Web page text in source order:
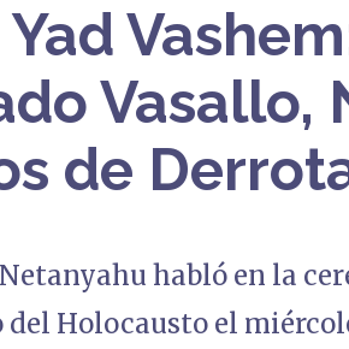
Vasallo,
de
habló en la
Holocausto el